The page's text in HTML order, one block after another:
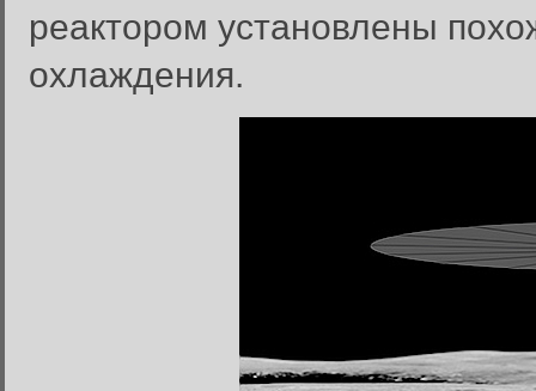
реактором установлены
охлаждения.